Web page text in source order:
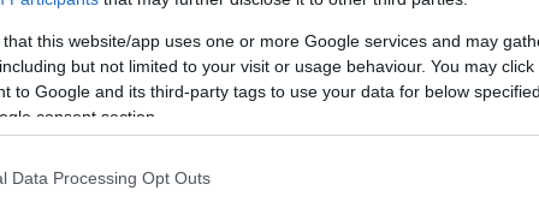
that this website/app uses one or more Google services and may
but not limited to your visit or usage behaviour. You may
to Google and its third-party tags to use your data for below
consent section.
Data Processing Opt Outs
és a 2020-as Török Nagydíj pole
mondható Verstappen, de akár még Leclerc vagy
jó autóval képes lehet nyerni. Az utóbbi bő egy
kapcsolatban, hiszen az esetek többségében
versenyző Alonsót.